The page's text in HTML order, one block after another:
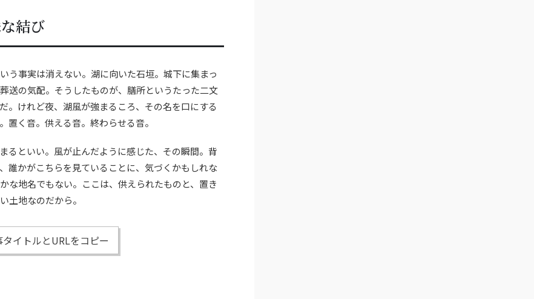
結び
う事実は消えない。湖に向いた石垣。城下に集まっ
送の気配。そうしたものが、膳所というたった二文
。けれど夜、湖風が強まるころ、その名を口にする
置く音。供える音。終わらせる音。
るといい。風が止んだように感じた、その瞬間。背
誰かがこちらを見ていることに、気づくかもしれな
な地名でもない。ここは、供えられたものと、置き
土地なのだから。
タイトルとURLをコピー